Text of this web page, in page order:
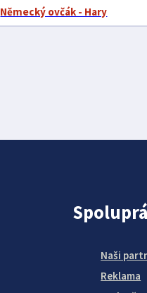
Německý ovčák - Hary
Naši
Reklama